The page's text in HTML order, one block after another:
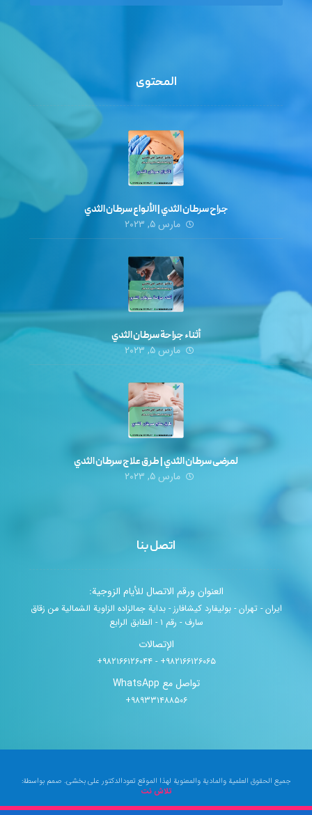
المحتوی
جراح سرطان الثدي | الأنواع سرطان الثدي
مارس ۵, ۲۰۲۳
أثناء جراحة سرطان الثدي
مارس ۵, ۲۰۲۳
لمرضى سرطان الثدي | طرق علاج سرطان الثدي
مارس ۵, ۲۰۲۳
اتصل بنا
العنوان ورقم الاتصال للأيام الزوجية:
ایران - تهران - بوليفارد كيشافارز - بداية جمالزاده الزاوية الشمالية من زقاق
سارف - رقم ۱ - الطابق الرابع
الإتصالات
۹۸۲۱۶۶۱۲۶۰۶۵+ - ۹۸۲۱۶۶۱۲۶۰۴۴+
تواصل مع WhatsApp
۹۸۹۳۳۱۴۸۸۵۰۶+
جميع الحقوق العلمية والمادية والمعنوية لهذا الموقع تعودالدكتور علي بخشي. صمم بواسطة:
تلاش نت